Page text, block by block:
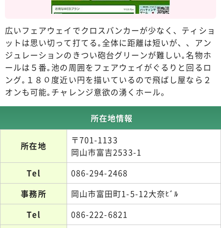
広いフェアウェイでクロスバンカーが少なく、ティショ
ットは思い切って打てる｡全体に距離は短いが、、アン
ジュレーションのきつい砲台グリーンが難しい｡名物ホ
ールは５番｡池の周囲をフェアウェイがぐるりと回るロ
ング｡１８０度近い円を描いているので飛ばし屋なら２
オンも可能｡チャレンジ意欲の湧くホール。
所在地情報
所在地
〒701-1133
岡山市富吉2533-1
Tel
086-294-2468
事務所
岡山市富田町1-5-12大奈ﾋﾞﾙ
Tel
086-222-6821